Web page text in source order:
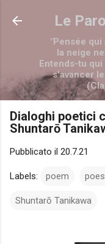
Le
"Pensée qui
la neige
Entends-tu
s'avancer
Dialoghi poetici
Shuntarō
Pubblicato il 20.7.21
Labels: poem
Shuntarō Tanikawa